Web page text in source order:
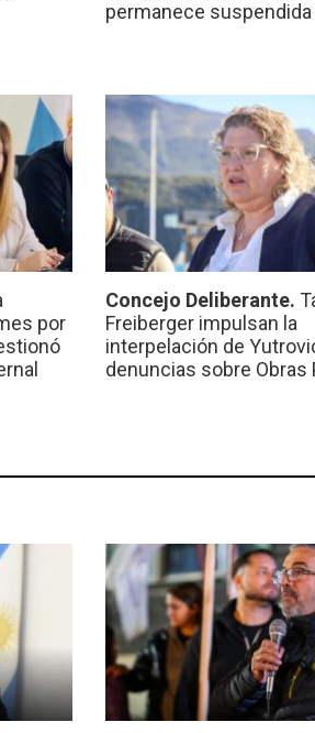
permanece suspendida
por
Concejo Deliberante.
Freiberger impulsan la
interpelación de
denuncias sobre Obras